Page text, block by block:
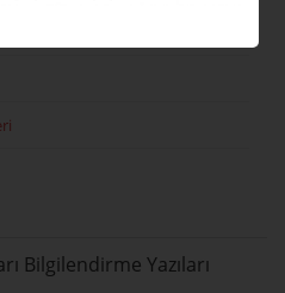
Bilgilendirme Yazıları